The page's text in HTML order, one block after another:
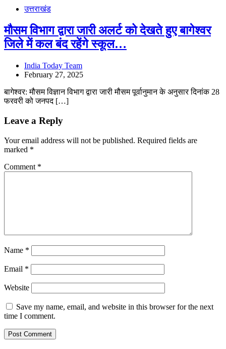
उत्तराखंड
मौसम विभाग द्वारा जारी अलर्ट को देखते हुए बागेश्वर
जिले में कल बंद रहेंगे स्कूल…
India Today Team
February 27, 2025
बागेश्वर: मौसम विज्ञान विभाग द्वारा जारी मौसम पूर्वानुमान के अनुसार दिनांक 28
फरवरी को जनपद […]
Leave a Reply
Your email address will not be published. Required fields are
marked *
Comment *
Name *
Email *
Website
Save my name, email, and website in this browser for the next
time I comment.